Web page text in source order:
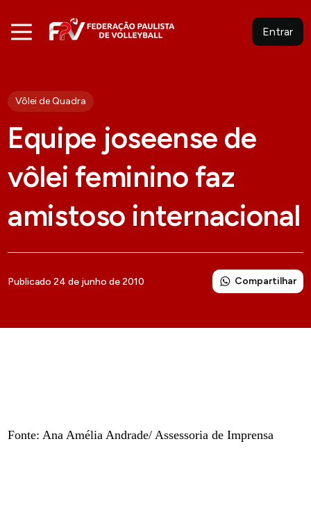
Entrar
Vôlei de Quadra
Equipe joseense de
vôlei feminino faz
amistoso internacional
Publicado 24 de junho de 2010 Compartilhar
Fonte: Ana Amélia Andrade/ Assessoria de Imprensa